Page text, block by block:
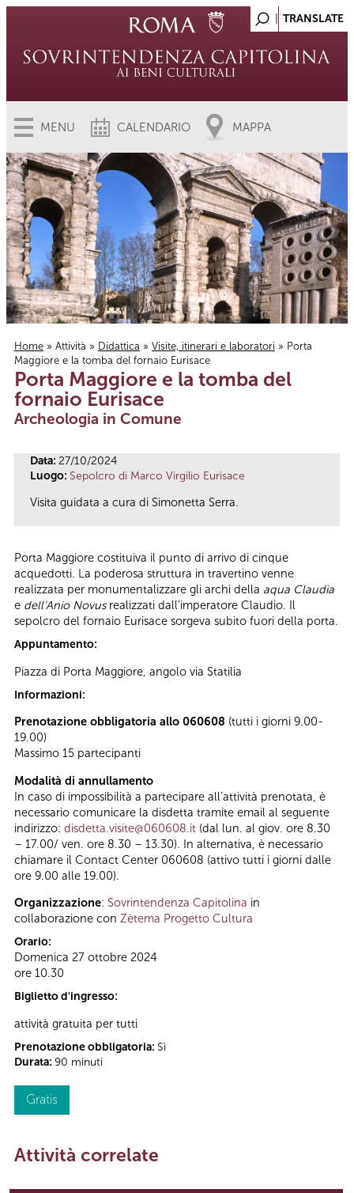
MENU CALENDARIO MAPPA
Tu sei qui
Home » Attività » Didattica » Visite, itinerari e laboratori » Porta
Maggiore e la tomba del fornaio Eurisace
Porta Maggiore e la tomba del
fornaio Eurisace
Archeologia in Comune
Data: 27/10/2024
Luogo: Sepolcro di Marco Virgilio Eurisace
Visita guidata a cura di Simonetta Serra.
Porta Maggiore costituiva il punto di arrivo di cinque
acquedotti. La poderosa struttura in travertino venne
realizzata per monumentalizzare gli archi della aqua Claudia
e dell’Anio Novusrealizzati dall’imperatore Claudio. Il
sepolcro del fornaio Eurisace sorgeva subito fuori della porta.
Appuntamento:
Piazza di Porta Maggiore, angolo via Statilia
Informazioni:
Prenotazione obbligatoria allo 060608 (tutti i giorni 9.00-
19.00)
Massimo 15 partecipanti
Modalità di annullamento
In caso di impossibilità a partecipare all’attività prenotata, è
necessario comunicare la disdetta tramite email al seguente
indirizzo: disdetta.visite@060608.it (dal lun. al giov. ore 8.30
– 17.00/ ven. ore 8.30 – 13.30). In alternativa, è necessario
chiamare il Contact Center 060608 (attivo tutti i giorni dalle
ore 9.00 alle 19.00).
Organizzazione: Sovrintendenza Capitolina in
collaborazione con Zètema Progetto Cultura
Orario:
Domenica 27 ottobre 2024
ore 10.30
Biglietto d'ingresso:
attività gratuita per tutti
Prenotazione obbligatoria: Sì
Durata: 90 minuti
Gratis
Attività correlate